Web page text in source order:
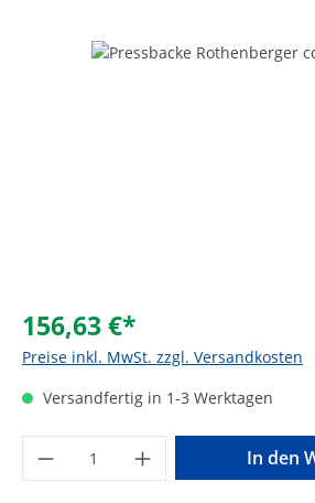
Bildergalerie überspringen
156,63 €*
Preise inkl. MwSt. zzgl. Versandkosten
Versandfertig in 1-3 Werktagen
Produkt Anzahl: GibIn den